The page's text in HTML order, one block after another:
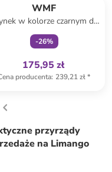
WMF
w kolorze czarnym do
- wys. 42,3 x Ø 8,2
cm
-26%
175,95 zł
producenta: 239,21 zł*
przyrządy
na Limango